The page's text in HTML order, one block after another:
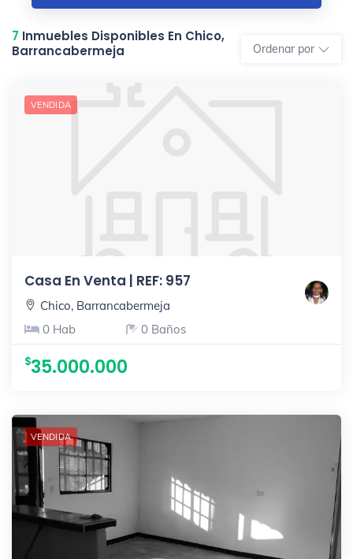
7 Inmuebles Disponibles En Chico,
Barrancabermeja
Ordenar por
VENDIDA
Casa En Venta | REF: 957
Chico, Barrancabermeja
0 Hab
0 Baños
35.000.000
VENDIDA